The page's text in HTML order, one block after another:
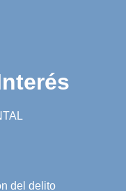
del delito